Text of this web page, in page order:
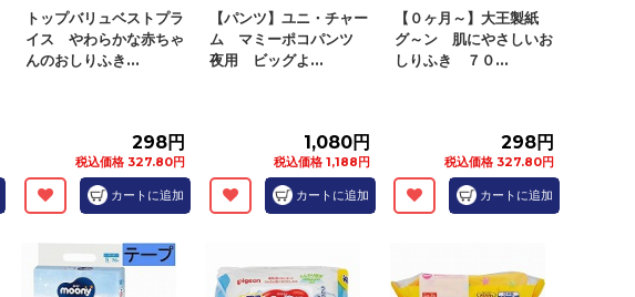
トップバリュベストプラ
イス やわらかな赤ちゃ
んのおしりふき...
298円
税込価格 327.80円
カートに追加
【パンツ】ユニ・チャー
ム マミーポコパンツ
夜用 ビッグよ...
1,080円
税込価格 1,188円
カートに追加
【０ヶ月～】大王製紙
グ～ン 肌にやさしいお
しりふき ７０...
298円
税込価格 327.80円
カートに追加